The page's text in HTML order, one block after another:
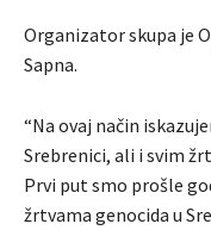
Organizator skupa je
Sapna.
“Na ovaj način
Srebrenici, ali i svim
Prvi put smo prošle
žrtvama genocida u